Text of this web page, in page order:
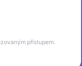
přístupem.